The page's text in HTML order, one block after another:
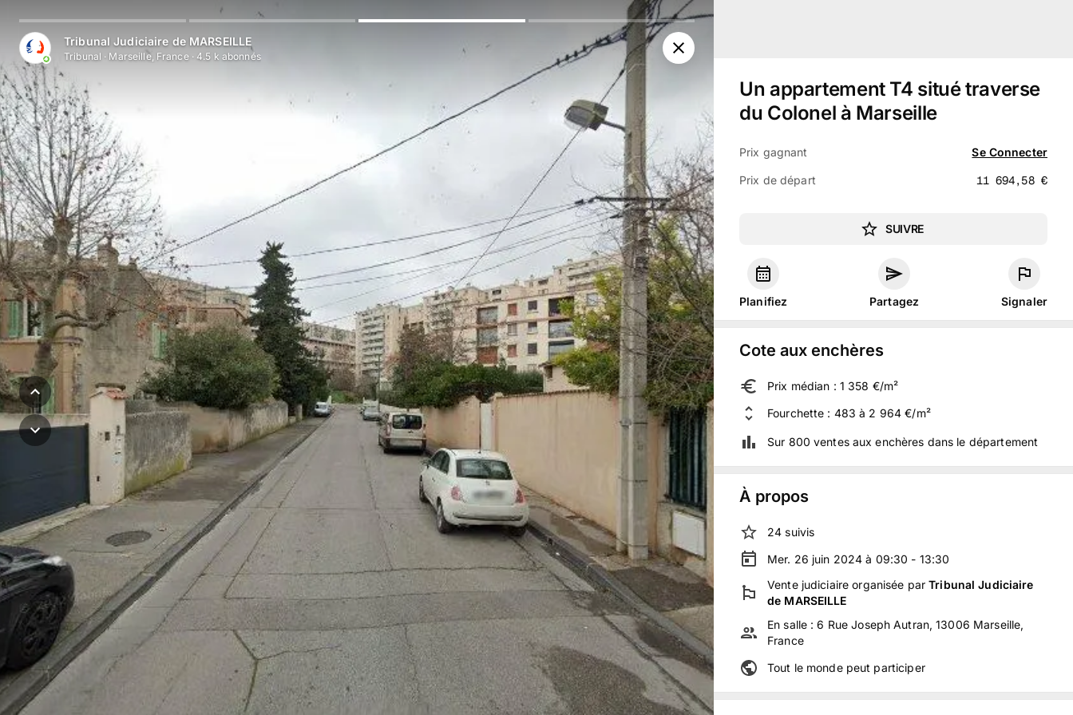
Tribunal Judiciaire de MARSEILLE
Tribunal · Marseille, France· 4.5 k abonnés
Un appartement T4 situé traverse
du Colonel à Marseille
Prix gagnant Se Connecter
Prix de départ 11 694,58 €
SUIVRE
Planifiez Partagez Signaler
Cote aux enchères
Prix médian : 1 358 €/m²
Fourchette : 483 à 2 964 €/m²
Sur 800 ventes aux enchères dans le département
À propos
24 suivis
Mer. 26 juin 2024 à 09:30 - 13:30
Vente judiciaire organisée parTribunal Judiciaire
de MARSEILLE
En salle :6 Rue Joseph Autran, 13006 Marseille,
France
Tout le monde peut participer